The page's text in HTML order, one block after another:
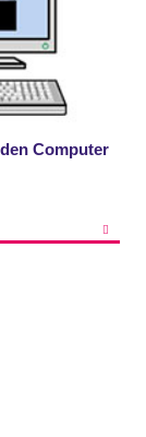
Computer